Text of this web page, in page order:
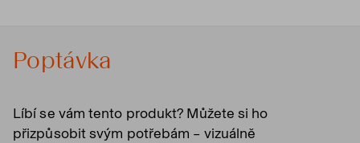
Poptávka
Líbí se vám tento produkt? Můžete si ho
přizpůsobit svým potřebám – vizuálně